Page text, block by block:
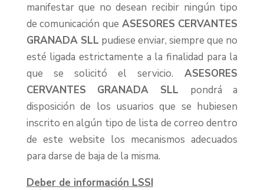
manifestar que no desean recibir ningún tipo
de comunicación que ASESORES CERVANTES
GRANADA SLL pudiese enviar, siempre que no
esté ligada estrictamente a la finalidad para la
que se solicitó el servicio. ASESORES
CERVANTES GRANADA SLL pondrá a
disposición de los usuarios que se hubiesen
inscrito en algún tipo de lista de correo dentro
de este website los mecanismos adecuados
para darse de baja de la misma.
Deber de información LSSI